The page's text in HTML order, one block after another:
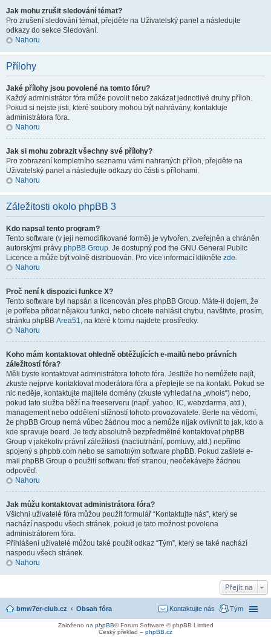
Jak mohu zrušit sledování témat?
Pro zrušení sledování témat, přejděte na Uživatelský panel a následujte
odkazy do sekce Sledování.
Nahoru
Přílohy
Jaké přílohy jsou povolené na tomto fóru?
Každý administrátor fóra může povolit nebo zakázat jednotlivé druhy příloh.
Pokud si nejste jisti, které soubory mohou být nahrávány, kontaktuje
administrátora fóra.
Nahoru
Jak si mohu zobrazit všechny své přílohy?
Pro zobrazení kompletního seznamu vámi nahraných příloh, přejděte na
Uživatelský panel a následujte odkazy do části s přílohami.
Nahoru
Záležitosti okolo phpBB 3
Kdo napsal tento program?
Tento software (v její nemodifikované formě) je vytvořen, zveřejněn a chráněn
autorskými právy phpBB Group. Je dostupný pod the GNU General Public
Licence a může být volně distribuován. Pro více informací klikněte zde.
Nahoru
Proč není k dispozici funkce X?
Tento software byl napsán a licencován přes phpBB Group. Máte-li dojem, že
je potřeba přidat nějakou funkci, nebo chcete nahlásit chybu, navštivte, prosím,
stránku phpBB Area51, na které k tomu najdete prostředky.
Nahoru
Koho mám kontaktovat ohledně obtěžujících e-mailů nebo právních
záležitostí fóra?
Měli byste kontaktovat administrátora tohoto fóra. Jestliže ho nemůžete najít,
zkuste nejprve kontaktovat moderátora fóra a přeptejte se na kontakt. Pokud se
nic neděje, kontaktujte majitele domény (zkuste vyhledat na „whois“) nebo,
pokud tato služba běží na freeserveru (např. yahoo, IC, webzdarma, atd.),
management nebo oddělení stížností tohoto provozovatele. Berte na vědomí,
že phpBB Group nemá vůbec žádnou moc a nemůže nijak ovlivnit to jak, kdo a
kde spravuje board. Je tedy absolutně bezpředmětné kontaktovat phpBB
Group v jakékoliv právní záležitosti (nactiutrhání, pomluvy, atd.) nepřímo
spojený s phpbb.com nebo se samotným software phpBB. Pokud zašlete e-
mail phpBB Group o použití softwaru třetí stranou, neočekávejte žádnou
odpověď.
Nahoru
Jak můžu kontaktovat administrátora fóra?
Všichni uživatelé fóra můžou použít formulář “Kontaktujte nás”, který se
nachází naspodu všech stránek, pokud je tato možnost povolena
administrátorem fóra.
Přihlášení uživatelé můžou také použít odkaz “Tým”, který se také nachází
naspodu všech stránek.
Nahoru
Přejít na
bmw7er-club.cz Obsah fóra Tým
Kontaktujte nás
Založeno na phpBB® Forum Software © phpBB Limited
Český překlad – phpBB.cz